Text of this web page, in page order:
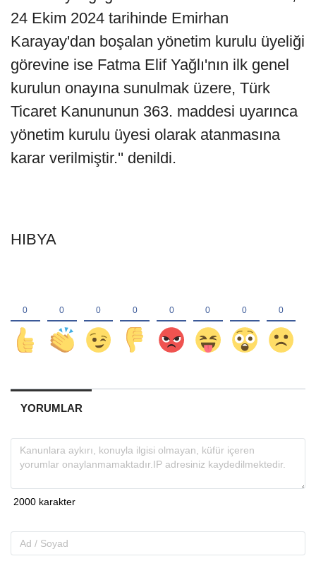
24 Ekim 2024 tarihinde Emirhan
Karayay'dan boşalan yönetim kurulu üyeliği
görevine ise Fatma Elif Yağlı'nın ilk genel
kurulun onayına sunulmak üzere, Türk
Ticaret Kanununun 363. maddesi uyarınca
yönetim kurulu üyesi olarak atanmasına
karar verilmiştir.'' denildi.
HIBYA
YORUMLAR